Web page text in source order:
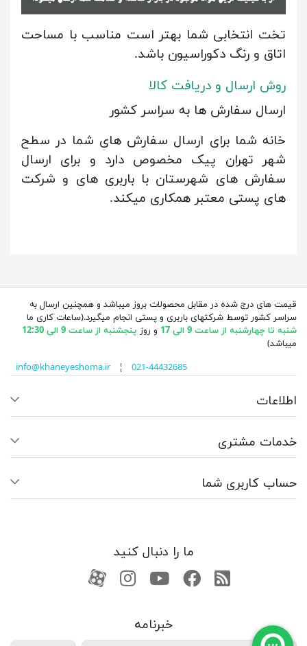
تخت انتخابی شما بهتر است مناسب با مساحت
اتاق و رنگ دکوراسیون باشد.
روش ارسال و دریافت کالا
ارسال سفارش ها به سراسر کشور
خانه شما برای ارسال سفارش های شما در سطح
شهر تهران پیک مخصوص دارد و برای ارسال
سفارش های شهرستان با باربری های و شرکت
های پستی معتبر همکاری میکند.
قیمت های درج شده در مقابل محصولات بروز میباشد و همچنین ارسال به
سراسر کشور توسط شرکتهای باربری و پستی انجام میگیرد.(ساعات کاری ما
شنبه تا چهارشنبه از ساعت 9 الی 17
و روز پنجشنبه از ساعت 9 الی 12:30
میباشد)
info@khaneyeshoma.ir¦ 021-44432685
اطلاعات
خدمات مشتری
حساب کاربری شما
ما را دنبال کنید
RSSفیسبوکیوتیوبکانال آپارات
کانال آپارات
خبرنامه